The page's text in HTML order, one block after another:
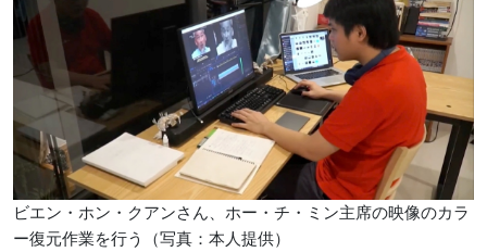
ビエン・ホン・クアンさん、ホー・チ・ミン主席の映像のカラ
ー復元作業を行う（写真：本人提供）